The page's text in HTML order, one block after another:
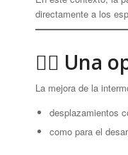
directamente a los
🚴‍♀️ Una
La mejora de la
desplazamientos
como para el